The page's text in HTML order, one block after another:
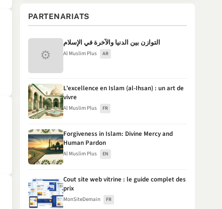
PARTENARIATS
⚙
التوازن بين الدنيا والآخرة في الإسلام
Al Muslim Plus AR
L’excellence en Islam (al-Ihsan) : un art de
vivre
Al Muslim Plus FR
Forgiveness in Islam: Divine Mercy and
Human Pardon
Al Muslim Plus EN
Cout site web vitrine : le guide complet des
prix
MonSiteDemain FR